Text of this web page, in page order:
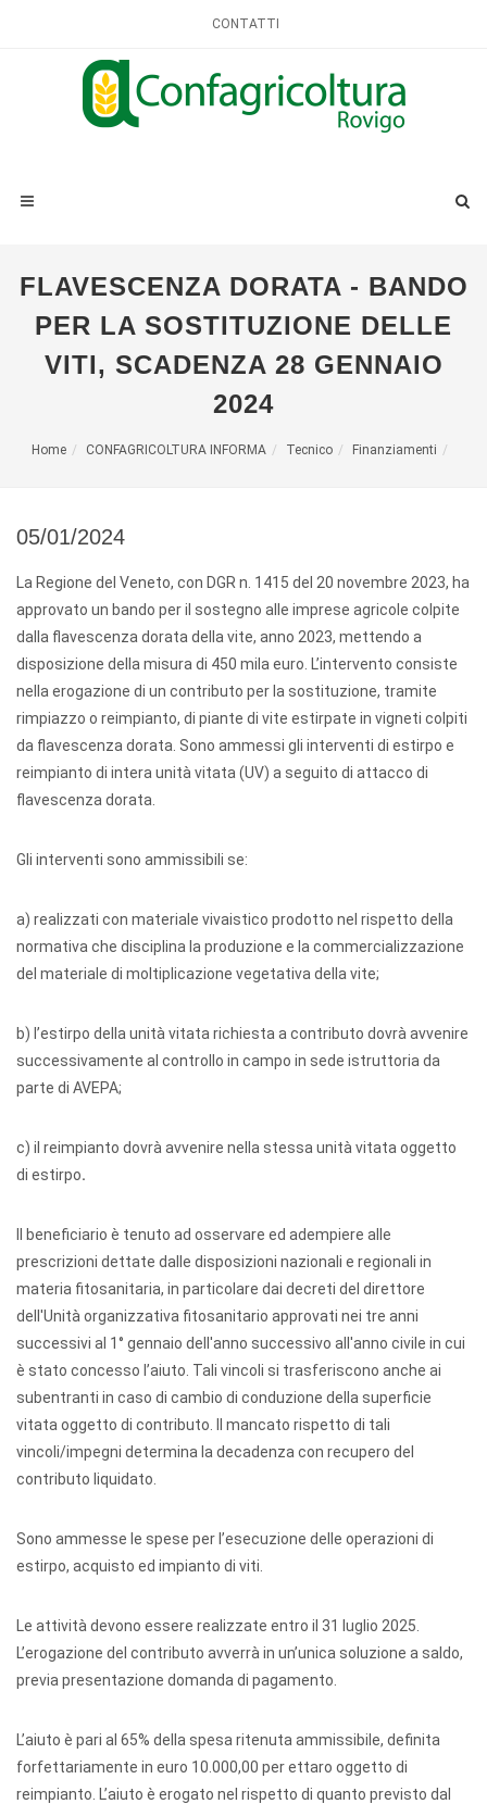
CONTATTI
FLAVESCENZA DORATA - BANDO
PER LA SOSTITUZIONE DELLE
VITI, SCADENZA 28 GENNAIO
2024
Home CONFAGRICOLTURA INFORMA Tecnico Finanziamenti
05/01/2024
La Regione del Veneto, con DGR n. 1415 del 20 novembre 2023, ha
approvato un bando per il sostegno alle imprese agricole colpite
dalla flavescenza dorata della vite, anno 2023, mettendo a
disposizione della misura di 450 mila euro. L’intervento consiste
nella erogazione di un contributo per la sostituzione, tramite
rimpiazzo o reimpianto, di piante di vite estirpate in vigneti colpiti
da flavescenza dorata. Sono ammessi gli interventi di estirpo e
reimpianto di intera unità vitata (UV) a seguito di attacco di
flavescenza dorata.
Gli interventi sono ammissibili se:
a) realizzati con materiale vivaistico prodotto nel rispetto della
normativa che disciplina la produzione e la commercializzazione
del materiale di moltiplicazione vegetativa della vite;
b) l’estirpo della unità vitata richiesta a contributo dovrà avvenire
successivamente al controllo in campo in sede istruttoria da
parte di AVEPA;
c) il reimpianto dovrà avvenire nella stessa unità vitata oggetto
di estirpo.
Il beneficiario è tenuto ad osservare ed adempiere alle
prescrizioni dettate dalle disposizioni nazionali e regionali in
materia fitosanitaria, in particolare dai decreti del direttore
dell'Unità organizzativa fitosanitario approvati nei tre anni
successivi al 1° gennaio dell'anno successivo all'anno civile in cui
è stato concesso l’aiuto. Tali vincoli si trasferiscono anche ai
subentranti in caso di cambio di conduzione della superficie
vitata oggetto di contributo. Il mancato rispetto di tali
vincoli/impegni determina la decadenza con recupero del
contributo liquidato.
Sono ammesse le spese per l’esecuzione delle operazioni di
estirpo, acquisto ed impianto di viti.
Le attività devono essere realizzate entro il 31 luglio 2025.
L’erogazione del contributo avverrà in un’unica soluzione a saldo,
previa presentazione domanda di pagamento.
L’aiuto è pari al 65% della spesa ritenuta ammissibile, definita
forfettariamente in euro 10.000,00 per ettaro oggetto di
reimpianto. L’aiuto è erogato nel rispetto di quanto previsto dal